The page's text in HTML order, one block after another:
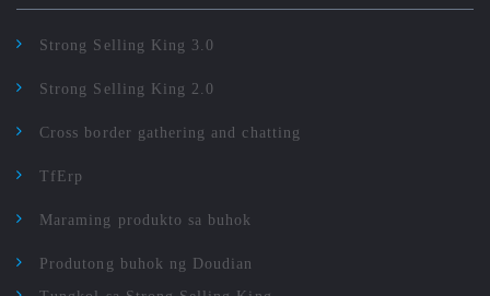
Strong Selling King 3.0
Strong Selling King 2.0
Cross border gathering and chatting
TfErp
Maraming produkto sa buhok
Produtong buhok ng Doudian